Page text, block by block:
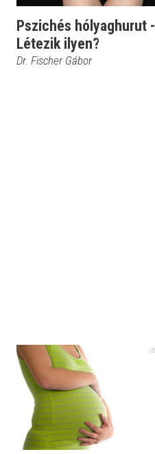
Pszichés hólyaghurut -
Létezik ilyen?
Dr. Fischer Gábor